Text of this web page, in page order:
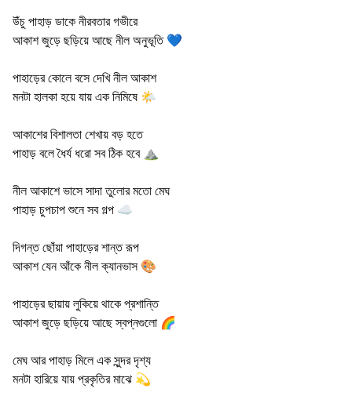
উঁচু পাহাড় ডাকে নীরবতার গভীরে
আকাশ জুড়ে ছড়িয়ে আছে নীল অনুভূতি 💙
পাহাড়ের কোলে বসে দেখি নীল আকাশ
মনটা হালকা হয়ে যায় এক নিমিষে 🌤️
আকাশের বিশালতা শেখায় বড় হতে
পাহাড় বলে ধৈর্য ধরো সব ঠিক হবে ⛰️
নীল আকাশে ভাসে সাদা তুলোর মতো মেঘ
পাহাড় চুপচাপ শুনে সব গল্প ☁️
দিগন্ত ছোঁয়া পাহাড়ের শান্ত রূপ
আকাশ যেন আঁকে নীল ক্যানভাস 🎨
পাহাড়ের ছায়ায় লুকিয়ে থাকে প্রশান্তি
আকাশ জুড়ে ছড়িয়ে আছে স্বপ্নগুলো 🌈
মেঘ আর পাহাড় মিলে এক সুন্দর দৃশ্য
মনটা হারিয়ে যায় প্রকৃতির মাঝে 💫